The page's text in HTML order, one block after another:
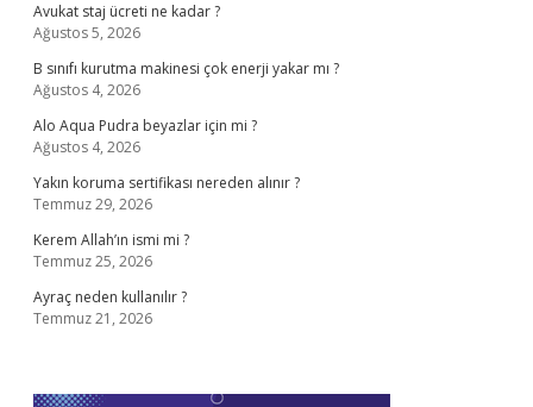
Avukat staj ücreti ne kadar ?
Ağustos 5, 2026
B sınıfı kurutma makinesi çok enerji yakar mı ?
Ağustos 4, 2026
Alo Aqua Pudra beyazlar için mi ?
Ağustos 4, 2026
Yakın koruma sertifikası nereden alınır ?
Temmuz 29, 2026
Kerem Allah’ın ismi mi ?
Temmuz 25, 2026
Ayraç neden kullanılır ?
Temmuz 21, 2026